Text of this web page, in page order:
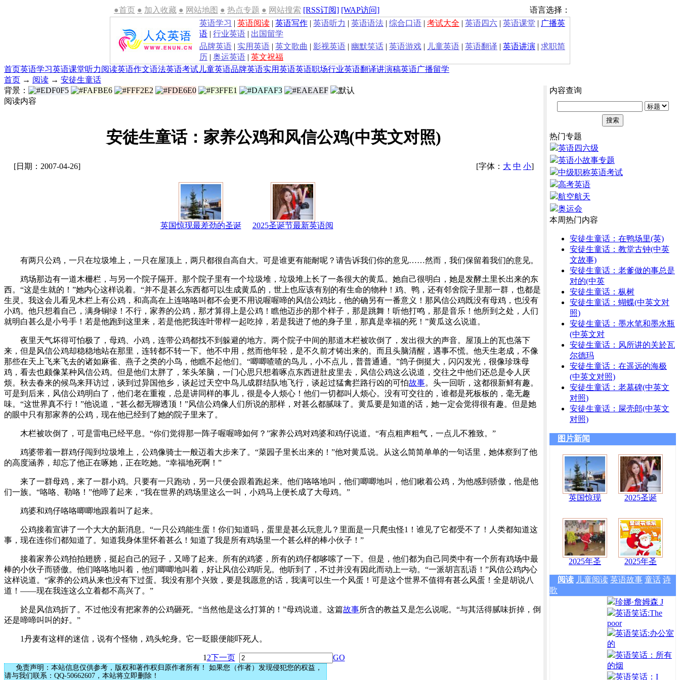
●首页 ● 加入收藏 ● 网站地图 ● 热点专题 ● 网站搜索 [RSS订阅] [WAP访问]
语言选择：
英语学习 | 英语阅读 | 英语写作 | 英语听力 | 英语语法 | 综合口语 | 考试大全 | 英语四六 | 英语课堂 | 广播英
语 | 行业英语 | 出国留学
品牌英语 | 实用英语 | 英文歌曲 | 影视英语 | 幽默笑话 | 英语游戏 | 儿童英语 | 英语翻译 | 英语讲演 | 求职简
历 | 奥运英语 | 英文祝福
首页英语学习英语课堂听力阅读英语作文语法英语考试 儿童英语品牌英语实用英语英语职场行业英语翻译讲演稿英语广播留学
首页 → 阅读 → 安徒生童话
背景：
阅读内容
安徒生童话：家养公鸡和风信公鸡(中英文对照)
[日期：2007-04-26] [字体： 大 中 小]
英国惊现最差劲的圣诞 2025圣诞节最新英语阅
有两只公鸡，一只在垃圾堆上，一只在屋顶上，两只都很自高自大。可是谁更有能耐呢？请告诉我们你的意见……然而，我们保留着我们的意见。
鸡场那边有一道木栅栏，与另一个院子隔开。那个院子里有一个垃圾堆，垃圾堆上长了一条很大的黄瓜。她自己很明白，她是发酵土里长出来的东
西。“这是生就的！”她内心这样说着。“并不是甚么东西都可以生成黄瓜的，世上也应该有别的有生命的物种！鸡、鸭，还有邻舍院子里那一群，也都是
生灵。我这会儿看见木栏上有公鸡，和高高在上连咯咯叫都不会更不用说喔喔啼的风信公鸡比，他的确另有一番意义！那风信公鸡既没有母鸡，也没有
小鸡。他只想着自己，满身铜绿！不行，家养的公鸡，那才算得上是公鸡！瞧他迈步的那个样子，那是跳舞！听他打鸣，那是音乐！他所到之处，人们
就明白甚么是小号手！若是他跑到这里来，若是他把我连叶带桿一起吃掉，若是我进了他的身子里，那真是幸福的死！”黄瓜这么说道。
夜里天气坏得可怕极了，母鸡、小鸡，连带公鸡都找不到躲避的地方。两个院子中间的那道木栏被吹倒了，发出很大的声音。屋顶上的瓦也落下
来，但是风信公鸡却稳稳地站在那里，连转都不转一下。他不中用，然而他年轻，是不久前才铸出来的。而且头脑清醒，遇事不慌。他天生老成，不像
那些在天上飞来飞去的诸如麻雀、燕子之类的小鸟，他瞧不起他们。“唧唧喳喳的鸟儿，小不点儿，普普通通。”鸽子倒挺大，闪闪发光，很像珍珠母
鸡，看去也颇像某种风信公鸡。但是他们太胖了，笨头笨脑，一门心思只想着啄点东西进肚皮里去，风信公鸡这么说道，交往之中他们还总是令人厌
烦。秋去春来的候鸟来拜访过，谈到过异国他乡，谈起过天空中鸟儿成群结队地飞行，谈起过猛禽拦路行凶的可怕故事。头一回听，这都很新鲜有趣。
可是到后来，风信公鸡明白了，他们老在重複，总是讲同样的事儿，很是令人烦心！他们一切都叫人烦心。没有可交往的，谁都是死板板的，毫无趣
味。“这世界真不行！”他说道，“甚么都无聊透顶！”风信公鸡像人们所说的那样，对甚么都腻味了。黄瓜要是知道的话，她一定会觉得很有趣。但是她
的眼中只有那家养的公鸡，现在他已经到了她的院子里来了。
木栏被吹倒了，可是雷电已经平息。“你们觉得那一阵子喔喔啼如何？”家养公鸡对鸡婆和鸡仔说道。“有点粗声粗气，一点儿不雅致。”
鸡婆带着一群鸡仔闯到垃圾堆上，公鸡像骑士一般迈着大步来了。“菜园子里长出来的！”他对黄瓜说。从这么简简单单的一句话里，她体察到了他
的高度涵养，却忘了他正在啄她，正在吃她。“幸福地死啊！”
来了一群母鸡，来了一群小鸡。只要有一只跑动，另一只便会跟着跑起来。他们咯咯地叫，他们唧唧地叫，他们瞅着公鸡，为他感到骄傲，他是他
们一族。“咯咯、勒咯！”他啼了起来，“我在世界的鸡场里这么一叫，小鸡马上便长成了大母鸡。”
鸡婆和鸡仔咯咯唧唧地跟着叫了起来。
公鸡接着宣讲了一个大大的新消息。“一只公鸡能生蛋！你们知道吗，蛋里是甚么玩意儿？里面是一只爬虫怪1！谁见了它都受不了！人类都知道这
事，现在连你们都知道了。知道我身体里怀着甚么！知道了我是所有鸡场里一个甚么样的棒小伙子！”
接着家养公鸡拍拍翅膀，挺起自己的冠子，又啼了起来。所有的鸡婆，所有的鸡仔都哆嗦了一下。但是，他们都为自己同类中有一个所有鸡场中最
棒的小伙子而骄傲。他们咯咯地叫着，他们唧唧地叫着，好让风信公鸡听见。他听到了，不过并没有因此而动上一动。“一派胡言乱语！”风信公鸡内心
这样说道。“家养的公鸡从来也没有下过蛋。我没有那个兴致，要是我愿意的话，我满可以生一个风蛋！可是这个世界不值得有甚么风蛋！全是胡说八
道！——现在我连这么立着都不高兴了。”
於是风信鸡折了。不过他没有把家养的公鸡砸死。“当然他是这么打算的！”母鸡说道。这篇故事所含的教益又是怎么说呢。“与其活得腻味折掉，倒
还是啼啼叫叫的好。”
1丹麦有这样的迷信，说有个怪物，鸡头蛇身。它一眨眼便能吓死人。
1 2下一页 GO
免责声明：本站信息仅供参考，版权和著作权归原作者所有！ 如果您（作者）发现侵犯您的权益，
请与我们联系：QQ-50662607，本站将立即删除！
内容查询
热门专题
英语四六级
英语小故事专题
中级职称英语考试
高考英语
航空航天
奥运会
本周热门内容
安徒生童话：在鸭场里(英)
安徒生童话：教堂古钟(中英
文故事)
安徒生童话：老爹做的事总是
对的(中英
安徒生童话：枞树
安徒生童话：蝴蝶(中英文对
照)
安徒生童话：墨水笔和墨水瓶
(中英文对
安徒生童话：风所讲的关於瓦
尔德玛
安徒生童话：在遥远的海极
(中英文对照)
安徒生童话：老墓碑(中英文
对照)
安徒生童话：屎壳郎(中英文
对照)
图片新闻
英国惊现 2025圣诞
2025年圣 2025年圣
阅读 儿童阅读 英语故事 童话 诗
歌
珍娜·詹姆森 J
英语笑话:The
poor
英语笑话:办公室
的
英语笑话：所有
的烟
英语笑话：I